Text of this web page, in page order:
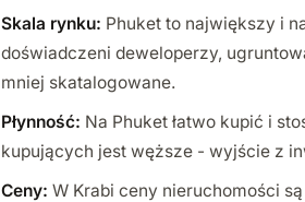
Skala rynku: Phuket to największy i
doświadczeni deweloperzy,
mniej skatalogowane.
Płynność: Na Phuket łatwo kupić i
kupujących jest węższe - wyjście z
Ceny: W Krabi ceny nieruchomości